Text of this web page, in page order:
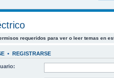
requeridos para ver o leer temas en
• REGISTRARSE